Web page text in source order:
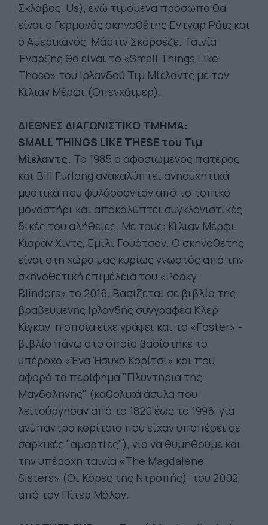
Σκλάβος, Us), ενώ τιμόμενα πρόσωπα θα
είναι ο Γερμανός σκηνοθέτης Εντγαρ Ράις και
ο Αμερικανός, Μάρτιν Σκορσέζε. Ταινία
Έναρξης θα είναι το «Small Things Like
These» του Ιρλανδού Τιμ Μίελαντς με τον
Κίλιαν Μέρφι (Οπενχάιμερ).
ΔΙΕΘΝΕΣ ΔΙΑΓΩΝΙΣΤΙΚΟ ΤΜΗΜΑ:
SMALL THINGS LIKE THESE του Τιμ
Μίελαντς. Το 1985 ο αφοσιωμένος πατέρας
και Bill Furlong ανακαλύπτει ανησυχητικά
μυστικά που φυλάσσονταν από το τοπικό
μοναστήρι και αποκαλύπτει συγκλονιστικές
δικές του αλήθειες. Με τους: Κίλιαν Μέρφι,
Κιαράν Χιντς, Εμιλι Γουότσον. Ο σκηνοθέτης
είναι στη χώρα μας κυρίως γνωστός από την
σκηνοθετική επιμέλεια του «Peaky
Blinders» το 2016. Βασίζεται σε βιβλίο της
βραβευμένης Ιρλανδής συγγραφέα Κλερ
Κίγκαν, η οποία είχε γράψει και το «Foster» -
βιβλίο πάνω στο οποίο βασίστηκε το
υπέροχο «Ένα Ήσυχο Κορίτσι» και που
αφορά τα περίφημα "Πλυντήρια της
Μαγδαληνής" (καθολικά άσυλα που
λειτούργησαν από το 1820 έως το 1996, για
ανύπαντρα κορίτσια που είχαν υποπέσει σε
σαρκικές "αμαρτίες"), για να θυμηθούμε και
την υπέροχη ταινία «The Magdalene
Sisters» (Οι Κόρες της Ντροπής), του 2002,
από τον Πίτερ Μάλαν.